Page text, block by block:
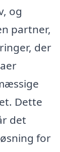
og
partner,
der
Dette
det
for